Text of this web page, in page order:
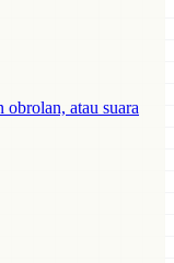
obrolan, atau suara